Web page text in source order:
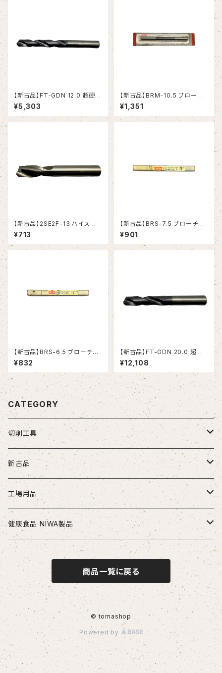
【新古品】FT-GDN 12.0 超硬ド
リル (OSG)
¥5,303
【新古品】BRM-10.5 ブローチ
リーマ モールステーパシャンク
（日研工作所）
¥1,351
【新古品】2SE2F-13 ハイスエ
ンドミル (YG-1)
¥713
【新古品】BRS-7.5 ブローチリ
ーマ ストレートシャンク（日研工
作所）
¥901
【新古品】BRS-6.5 ブローチリ
ーマ ストレートシャンク（日研工
作所）
¥832
【新古品】FT-GDN 20.0 超硬ド
リル (OSG)
¥12,108
CATEGORY
切削工具
ドリル
ソリッドドリル（超硬/ハイス/他）
段付きドリル・座繰りドリル
ヘッド交換式ドリル
ヘッド交換式ドリル用ホルダ
刃先交換式ドリル用チップ
刃先交換式ドリル用ホルダ
センタリングドリル・センタードリル・スポットドリル
エンドミル
超硬エンドミル
ハイスエンドミル
タップ
ハンドタップ
スパイラルタップ
ポイントタップ
ロールタップ
リーマ
ストレートリーマ・ハンドリーマ
スパイラルリーマ・ヘリカルリーマ
テーパリーマ
チップ
外径用・内径用チップ
溝入れ用・突っ切り用チップ
ねじ切り用チップ（旋盤）
新古品
お得セット品
切削工具
ドリル
エンドミル
タップ
リーマ
チップ
配管部品
継手
治具
コレット
測定工具
コンベックス・巻尺
ノギス・定規
作業工具
工場用品
安全・保護用品
ヘルメット
健康食品 NIWA製品
ニワメイツ21 [送料無料]
ニワAOAFスペシャル[送料無料]
ロイヤルセレクト [送料無料]
商品一覧に戻る
© tomashop
Powered by